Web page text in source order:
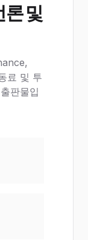
론 및
료 및 투
판물입